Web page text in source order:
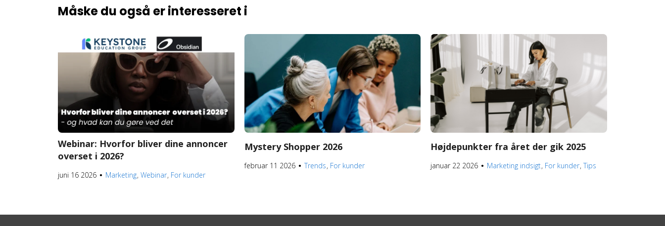
Måske du også er interesseret i
Webinar: Hvorfor bliver dine annoncer
overset i 2026?
juni 16 2026 ● Marketing Webinar For kunder
Mystery Shopper 2026
februar 11 2026● Trends For kunder
Højdepunkter fra året der gik 2025
januar 22 2026 ● Marketing indsigt For kunder Tips